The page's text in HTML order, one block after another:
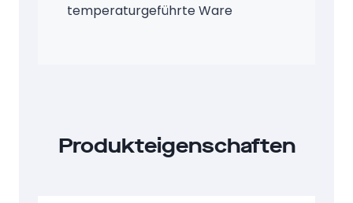
temperaturgeführte Ware
Produkteigenschaften